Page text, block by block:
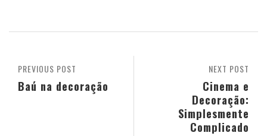
NEXT POST
Cinema e
Decoração:
Simplesmente
Complicado
PREVIOUS POST
Baú na decoração